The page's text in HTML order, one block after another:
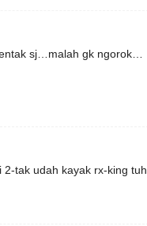
sj…malah gk ngorok…
tak udah kayak rx-king tuh